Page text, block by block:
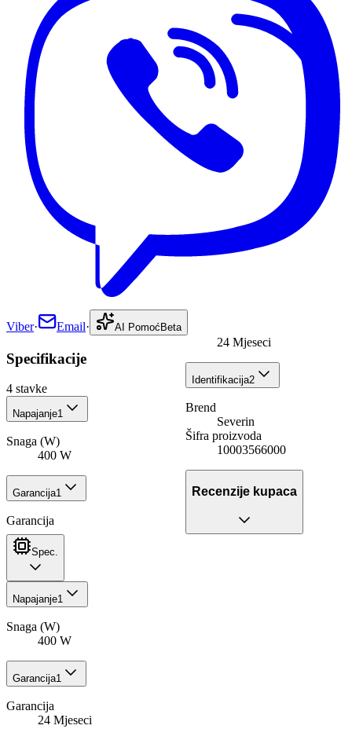
Viber· Email· AI Pomoć Beta
Specifikacije
4 stavke
Napajanje1
Snaga (W)
400 W
Garancija1
Garancija
24 Mjeseci
Identifikacija2
Brend
Severin
Šifra proizvoda
10003566000
Recenzije kupaca
Spec.
Napajanje1
Snaga (W)
400 W
Garancija1
Garancija
24 Mjeseci